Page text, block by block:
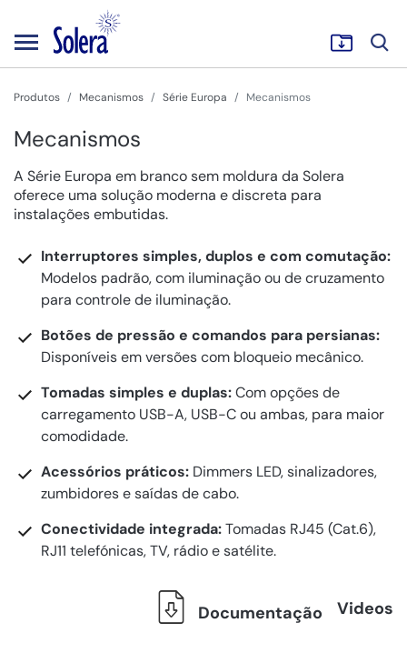
Produtos Mecanismos Série Europa Mecanismos
Mecanismos
A Série Europa em branco sem moldura da Solera
oferece uma solução moderna e discreta para
instalações embutidas.
Interruptores simples, duplos e com comutação:
Modelos padrão, com iluminação ou de cruzamento
para controle de iluminação.
Botões de pressão e comandos para persianas:
Disponíveis em versões com bloqueio mecânico.
Tomadas simples e duplas:Com opções de
carregamento USB-A, USB-C ou ambas, para maior
comodidade.
Acessórios práticos: Dimmers LED, sinalizadores,
zumbidores e saídas de cabo.
Conectividade integrada:Tomadas RJ45 (Cat.6),
RJ11 telefónicas, TV, rádio e satélite.
Documentação Videos